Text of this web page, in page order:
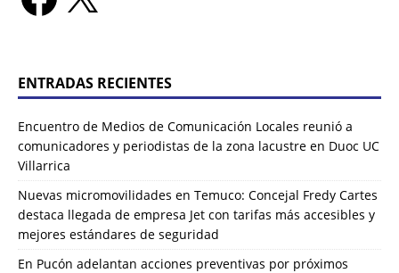
ENTRADAS RECIENTES
Encuentro de Medios de Comunicación Locales reunió a
comunicadores y periodistas de la zona lacustre en Duoc UC
Villarrica
Nuevas micromovilidades en Temuco: Concejal Fredy Cartes
destaca llegada de empresa Jet con tarifas más accesibles y
mejores estándares de seguridad
En Pucón adelantan acciones preventivas por próximos